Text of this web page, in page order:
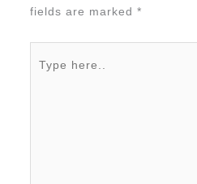
fields are marked *